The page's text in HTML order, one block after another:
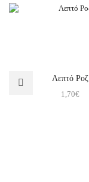
Λεπτό Ροζ
1,70€